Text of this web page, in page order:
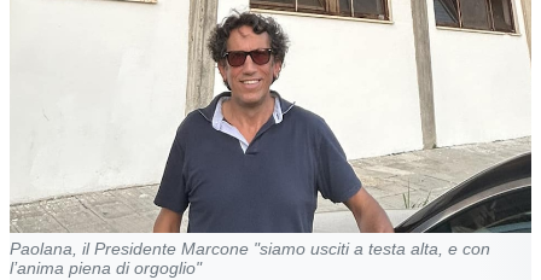
Paolana, il Presidente Marcone "siamo usciti a testa alta, e con
l’anima piena di orgoglio"